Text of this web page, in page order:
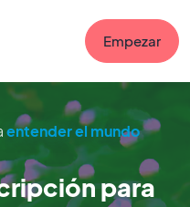
Empezar
entender el mundo
para